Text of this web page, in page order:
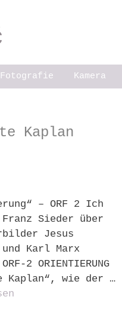
Fotografie Kamera
Kaplan
– ORF 2 Ich
Sieder über
Jesus
Karl Marx
2 ORIENTIERUNG
Kaplan“, wie der …